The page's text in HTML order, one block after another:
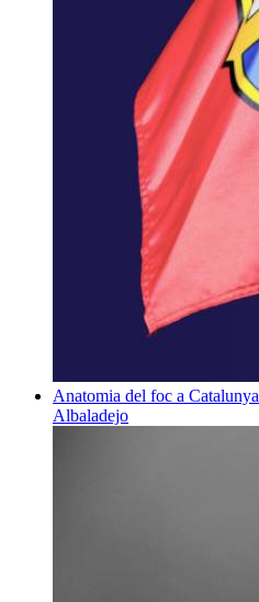
Anatomia del foc a Catalunya
Albaladejo